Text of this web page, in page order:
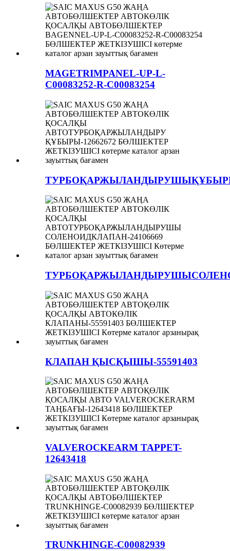
MAGETRIMPANEL-UP-L-
C00083252-R-C00083254
ТУРБОҚАРЖЫЛАНДЫРУШЫҚҰБЫРЫ-
КЛАПАН ҚЫСҚЫШЫ-55591403
VALVEROCKEARM TAPPET-
12643418
TRUNKHINGE-C00082939